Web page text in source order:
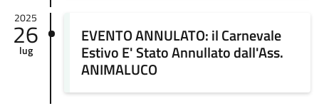
2025
26
lug
EVENTO ANNULATO: il Carnevale
Estivo E' Stato Annullato dall'Ass.
ANIMALUCO